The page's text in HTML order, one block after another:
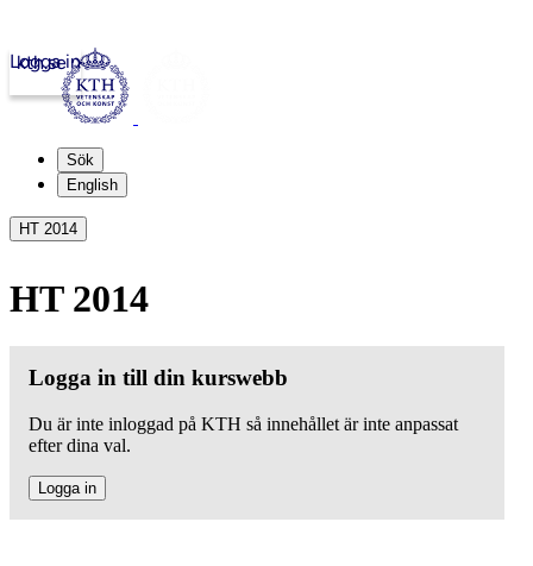
kth.se
Logga in
Sök
English
HT 2014
HT 2014
Logga in till din kurswebb
Du är inte inloggad på KTH så innehållet är inte anpassat
efter dina val.
Logga in